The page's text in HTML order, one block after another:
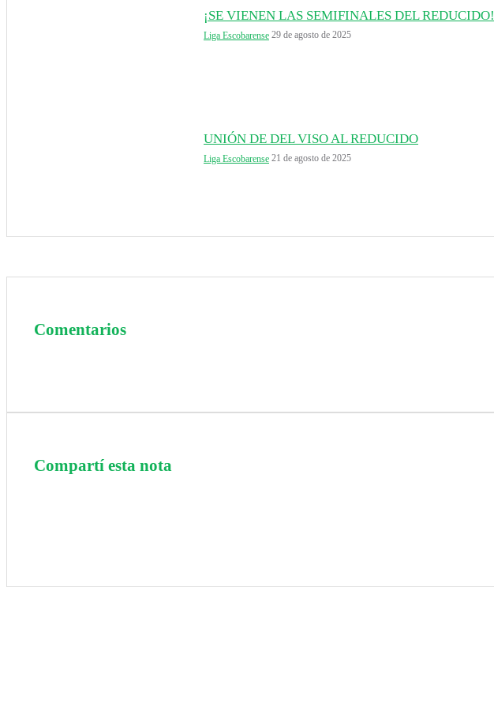
¡SE VIENEN LAS SEMIFINALES DEL REDUCIDO!
Liga Escobarense 29 de agosto de 2025
UNIÓN DE DEL VISO AL REDUCIDO
Liga Escobarense 21 de agosto de 2025
Comentarios
Compartí esta nota